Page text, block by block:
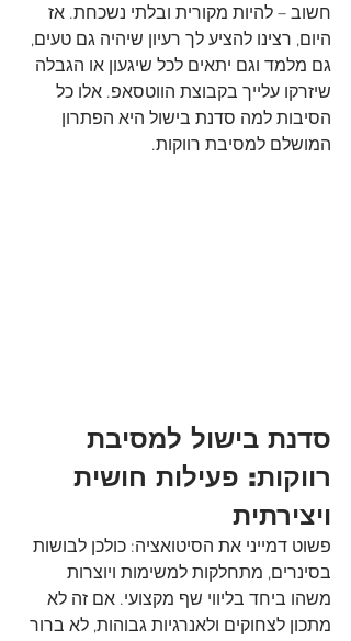
חשוב – להיות מקורית ובלתי נשכחת. אז
היום, רצינו להציע לך רעיון שיהיה גם טעים,
גם מלמד וגם יתאים לכל שיגעון או הגבלה
שיזרקו עלייך בקבוצת הווטסאפ. אלו כל
הסיבות למה סדנת בישול היא הפתרון
המושלם למסיבת רווקות.
סדנת בישול למסיבת
רווקות: פעילות חושית
ויצירתית
פשוט דמייני את הסיטואציה: כולכן לבושות
בסינרים, מתחלקות למשימות ויוצרות
משהו ביחד בליווי שף מקצועי. אם זה לא
מתכון לצחוקים ולאנרגיות גבוהות, לא ברור